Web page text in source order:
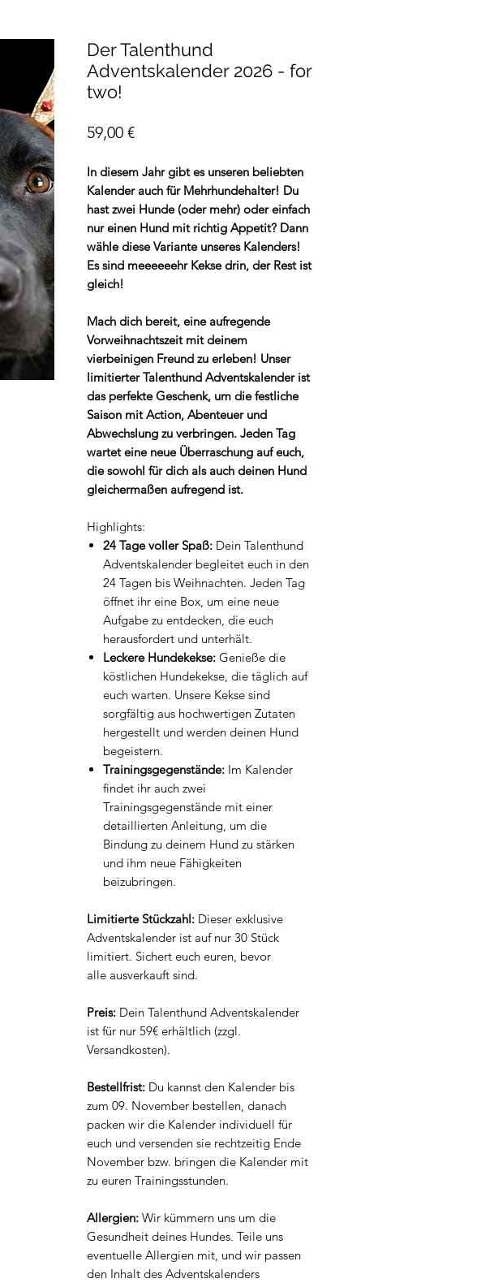
Der Talenthund
Adventskalender 2026 - for
two!
59,00 €Preis
In diesem Jahr gibt es unseren beliebten
Kalender auch für Mehrhundehalter! Du
hast zwei Hunde (oder mehr) oder einfach
nur einen Hund mit richtig Appetit? Dann
wähle diese Variante unseres Kalenders!
Es sind meeeeeehr Kekse drin, der Rest ist
gleich!
Mach dich bereit, eine aufregende
Vorweihnachtszeit mit deinem
vierbeinigen Freund zu erleben! Unser
limitierter Talenthund Adventskalender ist
das perfekte Geschenk, um die festliche
Saison mit Action, Abenteuer und
Abwechslung zu verbringen. Jeden Tag
wartet eine neue Überraschung auf euch,
die sowohl für dich als auch deinen Hund
gleichermaßen aufregend ist.
Highlights:
24 Tage voller Spaß: Dein Talenthund
Adventskalender begleitet euch in den
24 Tagen bis Weihnachten. Jeden Tag
öffnet ihr eine Box, um eine neue
Aufgabe zu entdecken, die euch
herausfordert und unterhält.
Leckere Hundekekse: Genieße die
köstlichen Hundekekse, die täglich auf
euch warten. Unsere Kekse sind
sorgfältig aus hochwertigen Zutaten
hergestellt und werden deinen Hund
begeistern.
Trainingsgegenstände: Im Kalender
findet ihr auch zwei
Trainingsgegenstände mit einer
detaillierten Anleitung, um die
Bindung zu deinem Hund zu stärken
und ihm neue Fähigkeiten
beizubringen.
Limitierte Stückzahl: Dieser exklusive
Adventskalender ist auf nur 30 Stück
limitiert. Sichert euch euren, bevor
alle ausverkauft sind.
Preis: Dein Talenthund Adventskalender
ist für nur 59€ erhältlich (zzgl.
Versandkosten).
Bestellfrist: Du kannst den Kalender bis
zum 09. November bestellen, danach
packen wir die Kalender individuell für
euch und versenden sie rechtzeitig Ende
November bzw. bringen die Kalender mit
zu euren Trainingsstunden.
Allergien: Wir kümmern uns um die
Gesundheit deines Hundes. Teile uns
eventuelle Allergien mit, und wir passen
den Inhalt des Adventskalenders